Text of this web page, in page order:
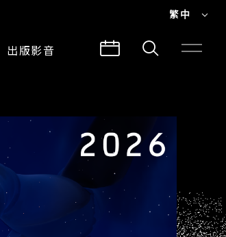
繁中
出版影音
所有影音